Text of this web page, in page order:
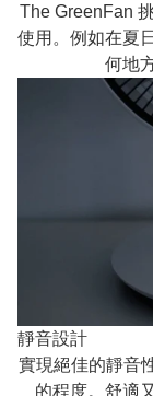
The GreenFan
使用。例如在夏
何地
靜音設計
實現絕佳的靜音
的程度。舒適